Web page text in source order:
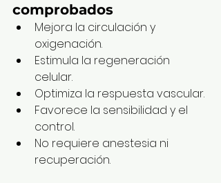
comprobados
Mejora la circulación y
oxigenación.
Estimula la regeneración
celular.
Optimiza la respuesta vascular.
Favorece la sensibilidad y el
control.
No requiere anestesia ni
recuperación.